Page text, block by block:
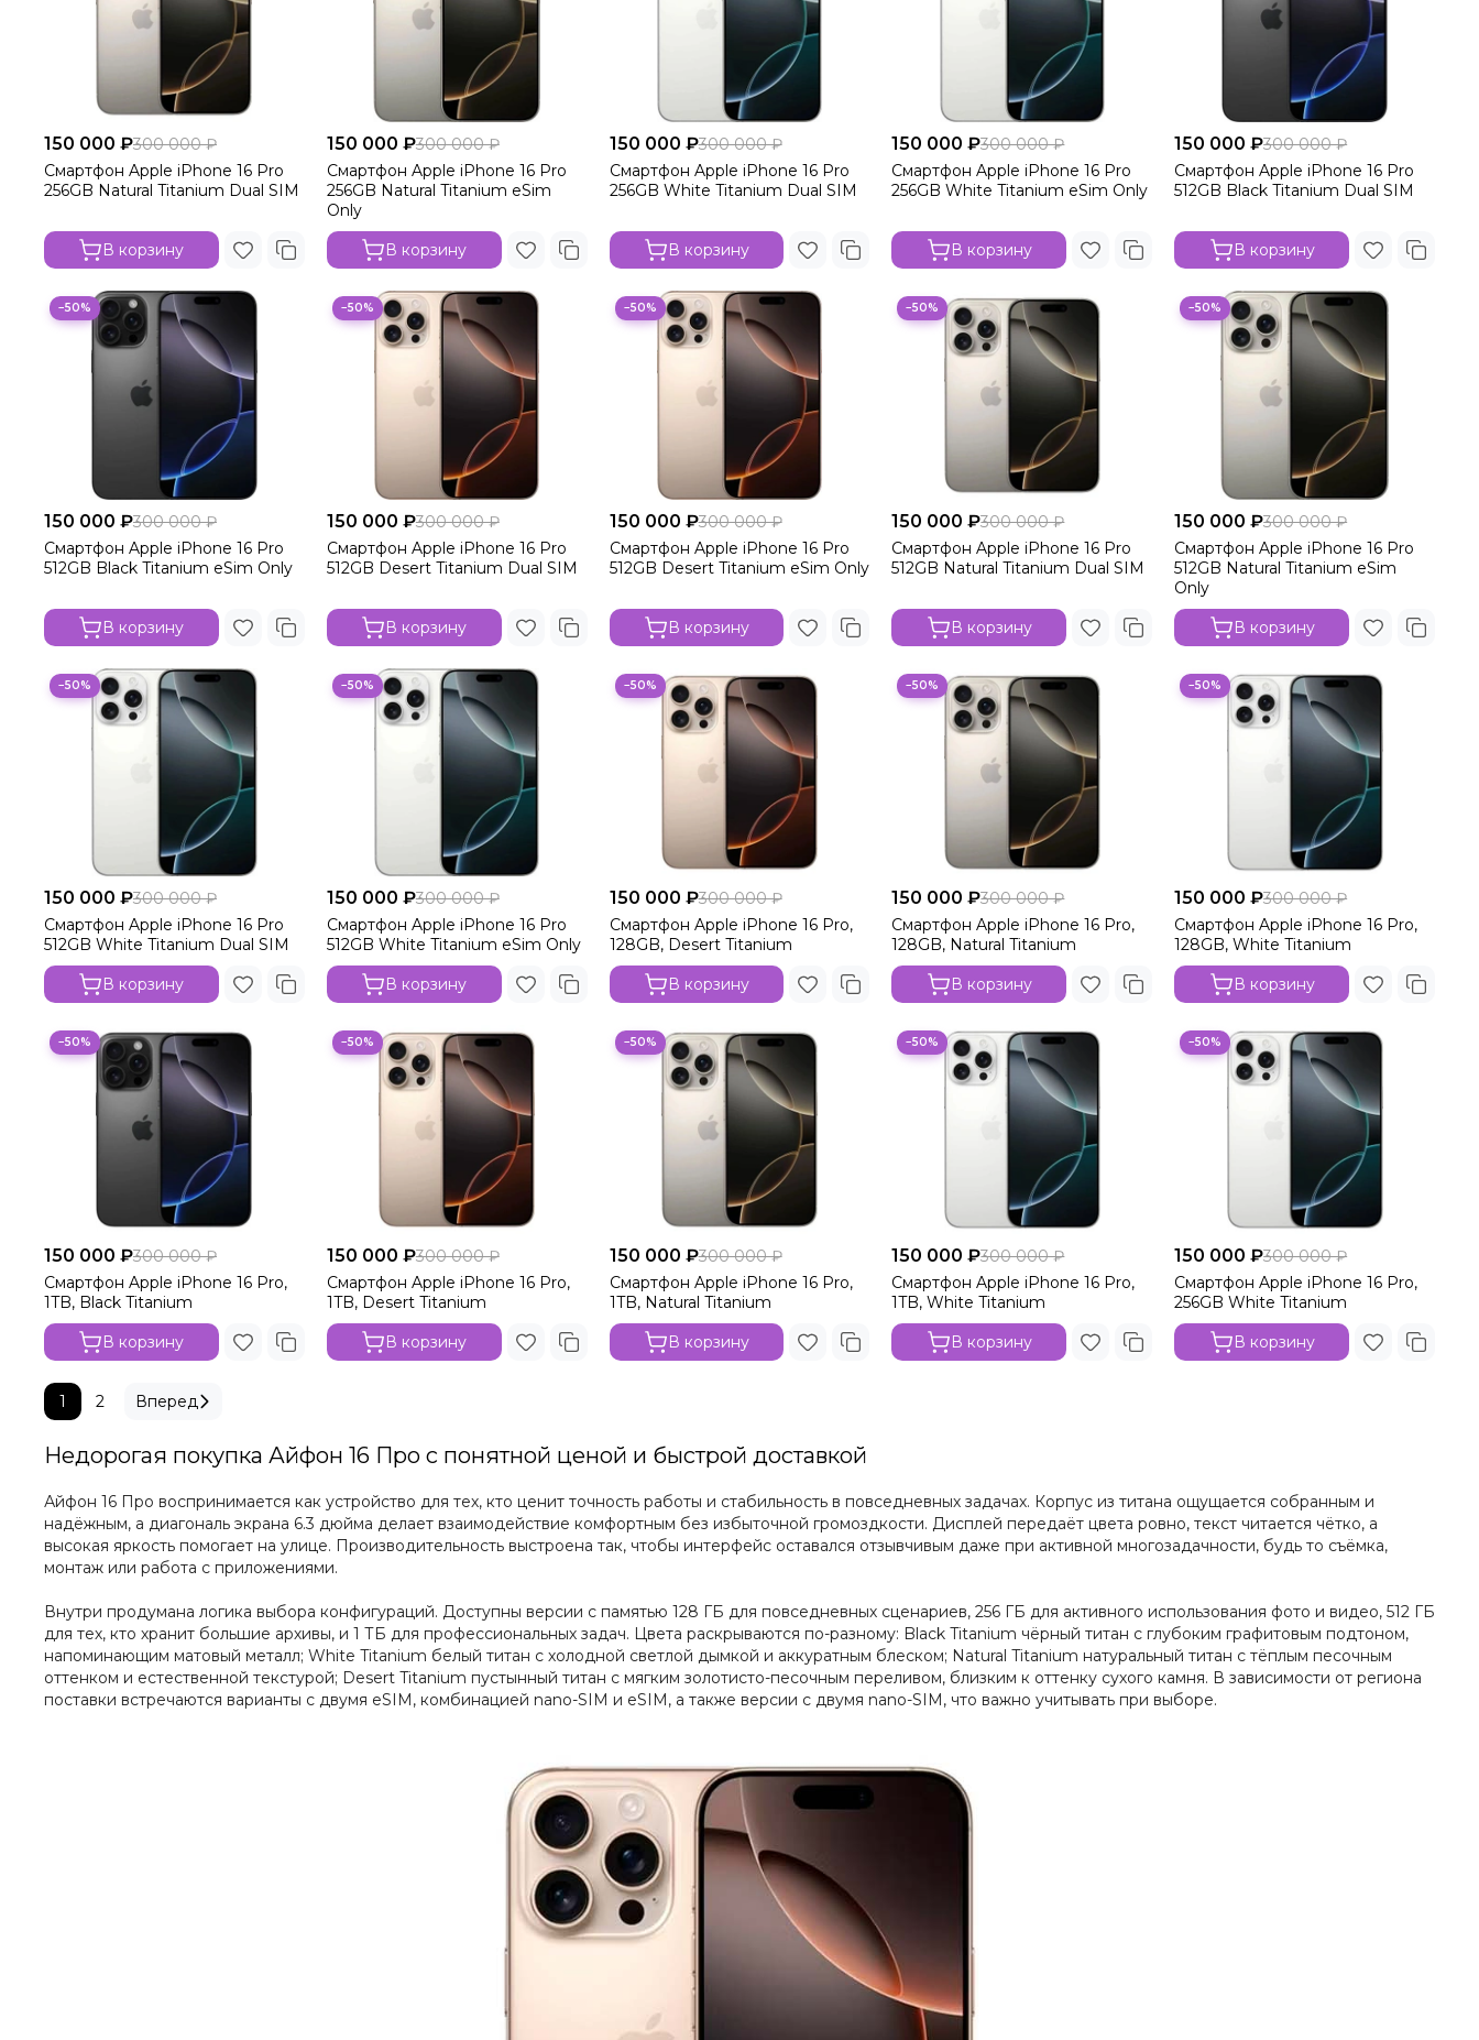
150 000 ₽300 000 ₽
Смартфон Apple iPhone 16 Pro
256GB Natural Titanium Dual SIM
В корзину
150 000 ₽300 000 ₽
Смартфон Apple iPhone 16 Pro
256GB Natural Titanium eSim
Only
В корзину
150 000 ₽300 000 ₽
Смартфон Apple iPhone 16 Pro
256GB White Titanium Dual SIM
В корзину
150 000 ₽300 000 ₽
Смартфон Apple iPhone 16 Pro
256GB White Titanium eSim Only
В корзину
150 000 ₽300 000 ₽
Смартфон Apple iPhone 16 Pro
512GB Black Titanium Dual SIM
В корзину
−50%
150 000 ₽300 000 ₽
Смартфон Apple iPhone 16 Pro
512GB Black Titanium eSim Only
В корзину
−50%
150 000 ₽300 000 ₽
Смартфон Apple iPhone 16 Pro
512GB Desert Titanium Dual SIM
В корзину
−50%
150 000 ₽300 000 ₽
Смартфон Apple iPhone 16 Pro
512GB Desert Titanium eSim Only
В корзину
−50%
150 000 ₽300 000 ₽
Смартфон Apple iPhone 16 Pro
512GB Natural Titanium Dual SIM
В корзину
−50%
150 000 ₽300 000 ₽
Смартфон Apple iPhone 16 Pro
512GB Natural Titanium eSim
Only
В корзину
−50%
150 000 ₽300 000 ₽
Смартфон Apple iPhone 16 Pro
512GB White Titanium Dual SIM
В корзину
−50%
150 000 ₽300 000 ₽
Смартфон Apple iPhone 16 Pro
512GB White Titanium eSim Only
В корзину
−50%
150 000 ₽300 000 ₽
Смартфон Apple iPhone 16 Pro,
128GB, Desert Titanium
В корзину
−50%
150 000 ₽300 000 ₽
Смартфон Apple iPhone 16 Pro,
128GB, Natural Titanium
В корзину
−50%
150 000 ₽300 000 ₽
Смартфон Apple iPhone 16 Pro,
128GB, White Titanium
В корзину
−50%
150 000 ₽300 000 ₽
Смартфон Apple iPhone 16 Pro,
1TB, Black Titanium
В корзину
−50%
150 000 ₽300 000 ₽
Смартфон Apple iPhone 16 Pro,
1TB, Desert Titanium
В корзину
−50%
150 000 ₽300 000 ₽
Смартфон Apple iPhone 16 Pro,
1TB, Natural Titanium
В корзину
−50%
150 000 ₽300 000 ₽
Смартфон Apple iPhone 16 Pro,
1TB, White Titanium
В корзину
−50%
150 000 ₽300 000 ₽
Смартфон Apple iPhone 16 Pro,
256GB White Titanium
В корзину
1 2 Вперед
Недорогая покупка Айфон 16 Про с понятной ценой и быстрой доставкой
Айфон 16 Про воспринимается как устройство для тех, кто ценит точность работы и стабильность в повседневных задачах. Корпус из титана ощущается собранным и
надёжным, а диагональ экрана 6.3 дюйма делает взаимодействие комфортным без избыточной громоздкости. Дисплей передаёт цвета ровно, текст читается чётко, а
высокая яркость помогает на улице. Производительность выстроена так, чтобы интерфейс оставался отзывчивым даже при активной многозадачности, будь то съёмка,
монтаж или работа с приложениями.
Внутри продумана логика выбора конфигураций. Доступны версии с памятью 128 ГБ для повседневных сценариев, 256 ГБ для активного использования фото и видео, 512 ГБ
для тех, кто хранит большие архивы, и 1 ТБ для профессиональных задач. Цвета раскрываются по-разному: Black Titanium чёрный титан с глубоким графитовым подтоном,
напоминающим матовый металл; White Titanium белый титан с холодной светлой дымкой и аккуратным блеском; Natural Titanium натуральный титан с тёплым песочным
оттенком и естественной текстурой; Desert Titanium пустынный титан с мягким золотисто-песочным переливом, близким к оттенку сухого камня. В зависимости от региона
поставки встречаются варианты с двумя eSIM, комбинацией nano-SIM и eSIM, а также версии с двумя nano-SIM, что важно учитывать при выборе.